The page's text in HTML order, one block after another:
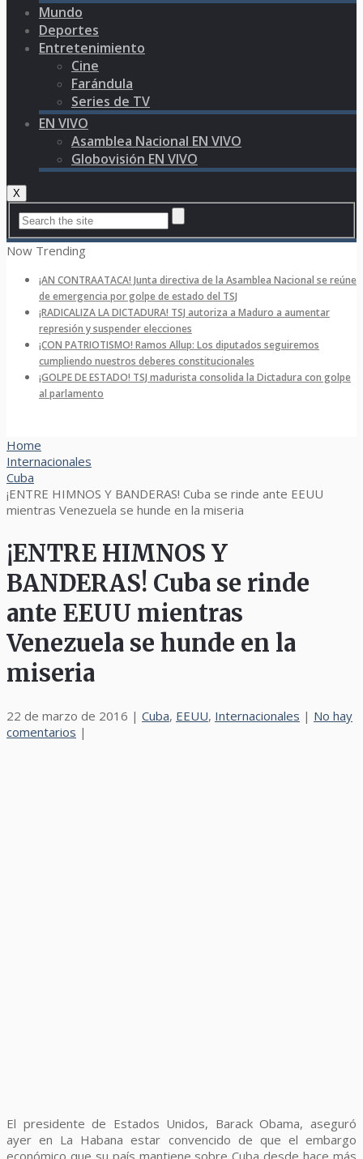
Mundo
Deportes
Entretenimiento
Cine
Farándula
Series de TV
EN VIVO
Asamblea Nacional EN VIVO
Globovisión EN VIVO
X
Now Trending
¡AN CONTRAATACA! Junta directiva de la Asamblea Nacional se reúne
de emergencia por golpe de estado del TSJ
¡RADICALIZA LA DICTADURA! TSJ autoriza a Maduro a aumentar
represión y suspender elecciones
¡CON PATRIOTISMO! Ramos Allup: Los diputados seguiremos
cumpliendo nuestros deberes constitucionales
¡GOLPE DE ESTADO! TSJ madurista consolida la Dictadura con golpe
al parlamento
Home
Internacionales
Cuba
¡ENTRE HIMNOS Y BANDERAS! Cuba se rinde ante EEUU
mientras Venezuela se hunde en la miseria
¡ENTRE HIMNOS Y
BANDERAS! Cuba se rinde
ante EEUU mientras
Venezuela se hunde en la
miseria
22 de marzo de 2016 | Cuba, EEUU, Internacionales | No hay
comentarios |
El presidente de Estados Unidos, Barack Obama, aseguró
ayer en La Habana estar convencido de que el embargo
económico que su país mantiene sobre Cuba desde hace más